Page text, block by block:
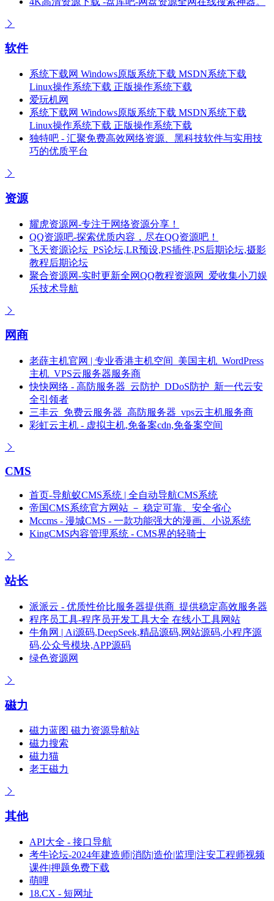
软件
系统下载网 Windows原版系统下载 MSDN系统下载
Linux操作系统下载 正版操作系统下载
爱玩机网
系统下载网 Windows原版系统下载 MSDN系统下载
Linux操作系统下载 正版操作系统下载
独特吧 - 汇聚免费高效网络资源、黑科技软件与实用技
巧的优质平台
资源
耀虎资源网-专注于网络资源分享！
QQ资源吧-探索优质内容，尽在QQ资源吧！
飞天资源论坛_PS论坛,LR预设,PS插件,PS后期论坛,摄影
教程后期论坛
聚合资源网-实时更新全网QQ教程资源网_爱收集小刀娱
乐技术导航
网商
老薛主机官网 | 专业香港主机空间_美国主机_WordPress
主机_VPS云服务器服务商
快快网络 - 高防服务器_云防护_DDoS防护_新一代云安
全引领者
三丰云_免费云服务器_高防服务器_vps云主机服务商
彩虹云主机 - 虚拟主机,免备案cdn,免备案空间
CMS
首页-导航蚁CMS系统 | 全自动导航CMS系统
帝国CMS系统官方网站 － 稳定可靠、安全省心
Mccms - 漫城CMS - 一款功能强大的漫画、小说系统
KingCMS内容管理系统 - CMS界的轻骑士
站长
派派云 - 优质性价比服务器提供商_提供稳定高效服务器
程序员工具-程序员开发工具大全 在线小工具网站
牛角网 | Ai源码,DeepSeek,精品源码,网站源码,小程序源
码,公众号模块,APP源码
绿色资源网
磁力
磁力蓝图 磁力资源导航站
磁力搜索
磁力猫
老王磁力
其他
API大全 - 接口导航
考牛论坛-2024年建造师|消防|造价|监理|注安工程师视频
课件|押题免费下载
萌哩
18.CX - 短网址